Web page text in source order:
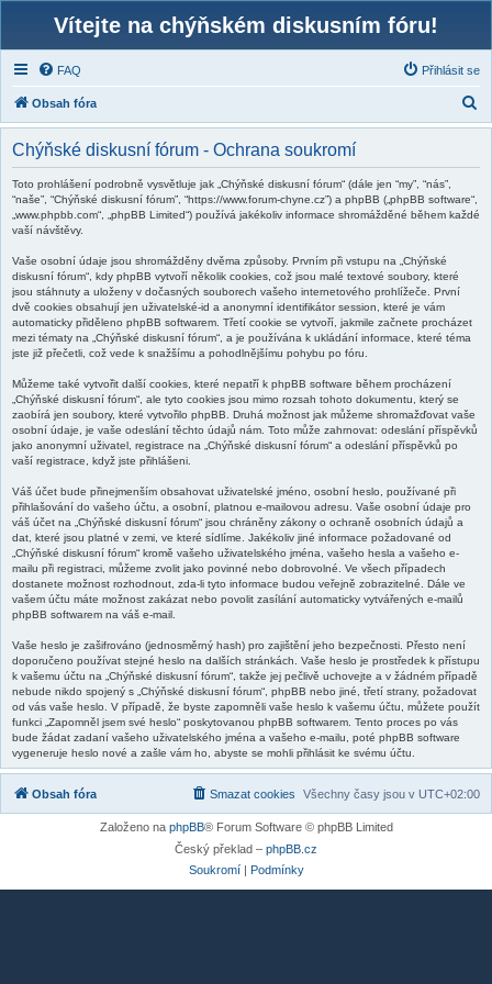
Vítejte na chýňském diskusním fóru!
FAQ Přihlásit se
Obsah fóra
l
Chýňské diskusní fórum - Ochrana soukromí
Toto prohlášení podrobně vysvětluje jak „Chýňské diskusní fórum“ (dále jen “my”, “nás”,
“naše”, “Chýňské diskusní fórum”, “https://www.forum-chyne.cz”) a phpBB („phpBB software“,
„www.phpbb.com“, „phpBB Limited“) používá jakékoliv informace shromážděné během každé
vaší návštěvy.
Vaše osobní údaje jsou shromážděny dvěma způsoby. Prvním při vstupu na „Chýňské
diskusní fórum“, kdy phpBB vytvoří několik cookies, což jsou malé textové soubory, které
jsou stáhnuty a uloženy v dočasných souborech vašeho internetového prohlížeče. První
dvě cookies obsahují jen uživatelské-id a anonymní identifikátor session, které je vám
automaticky přiděleno phpBB softwarem. Třetí cookie se vytvoří, jakmile začnete procházet
mezi tématy na „Chýňské diskusní fórum“, a je používána k ukládání informace, které téma
jste již přečetli, což vede k snažšímu a pohodlnějšímu pohybu po fóru.
Můžeme také vytvořit další cookies, které nepatří k phpBB software během procházení
„Chýňské diskusní fórum“, ale tyto cookies jsou mimo rozsah tohoto dokumentu, který se
zaobírá jen soubory, které vytvořilo phpBB. Druhá možnost jak můžeme shromažďovat vaše
osobní údaje, je vaše odeslání těchto údajů nám. Toto může zahrnovat: odeslání příspěvků
jako anonymní uživatel, registrace na „Chýňské diskusní fórum“ a odeslání příspěvků po
vaší registrace, když jste přihlášeni.
Váš účet bude přinejmenším obsahovat uživatelské jméno, osobní heslo, používané při
přihlašování do vašeho účtu, a osobní, platnou e-mailovou adresu. Vaše osobní údaje pro
váš účet na „Chýňské diskusní fórum“ jsou chráněny zákony o ochraně osobních údajů a
dat, které jsou platné v zemi, ve které sídlíme. Jakékoliv jiné informace požadované od
„Chýňské diskusní fórum“ kromě vašeho uživatelského jména, vašeho hesla a vašeho e-
mailu při registraci, můžeme zvolit jako povinné nebo dobrovolné. Ve všech případech
dostanete možnost rozhodnout, zda-li tyto informace budou veřejně zobrazitelné. Dále ve
vašem účtu máte možnost zakázat nebo povolit zasílání automaticky vytvářených e-mailů
phpBB softwarem na váš e-mail.
Vaše heslo je zašifrováno (jednosměrný hash) pro zajištění jeho bezpečnosti. Přesto není
doporučeno používat stejné heslo na dalších stránkách. Vaše heslo je prostředek k přístupu
k vašemu účtu na „Chýňské diskusní fórum“, takže jej pečlivě uchovejte a v žádném případě
nebude nikdo spojený s „Chýňské diskusní fórum“, phpBB nebo jiné, třetí strany, požadovat
od vás vaše heslo. V případě, že byste zapomněli vaše heslo k vašemu účtu, můžete použít
funkci „Zapomněl jsem své heslo“ poskytovanou phpBB softwarem. Tento proces po vás
bude žádat zadaní vašeho uživatelského jména a vašeho e-mailu, poté phpBB software
vygeneruje heslo nové a zašle vám ho, abyste se mohli přihlásit ke svému účtu.
Obsah fóra Všechny časy jsou v UTC+02:00
Smazat cookies
Založeno na phpBB® Forum Software © phpBB Limited
Český překlad – phpBB.cz
Soukromí| Podmínky